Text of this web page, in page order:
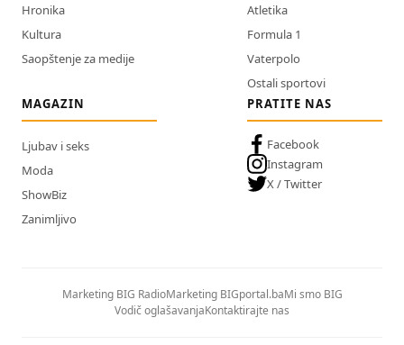
Hronika
Kultura
Saopštenje za medije
Atletika
Formula 1
Vaterpolo
Ostali sportovi
MAGAZIN
Ljubav i seks
Moda
ShowBiz
Zanimljivo
PRATITE NAS
Facebook
Instagram
X / Twitter
Marketing BIG RadioMarketing BIGportal.baMi smo BIG
Vodič oglašavanjaKontaktirajte nas